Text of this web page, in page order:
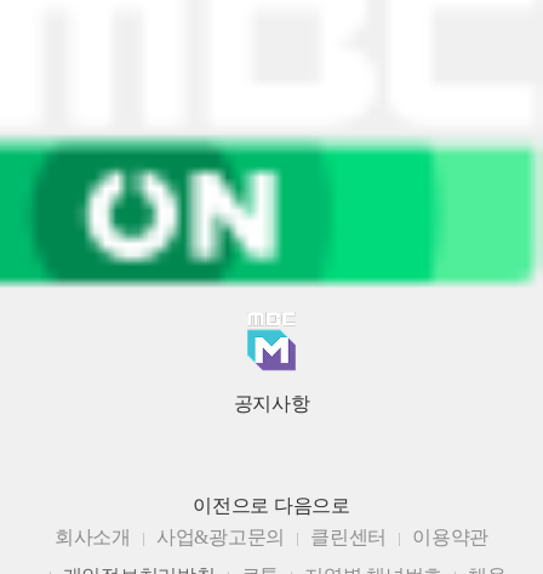
공지사항
이전으로 다음으로
회사소개
사업&광고문의 클린센터
이용약관